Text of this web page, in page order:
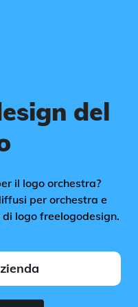
del
il logo orchestra?
per orchestra e
logo freelogodesign.